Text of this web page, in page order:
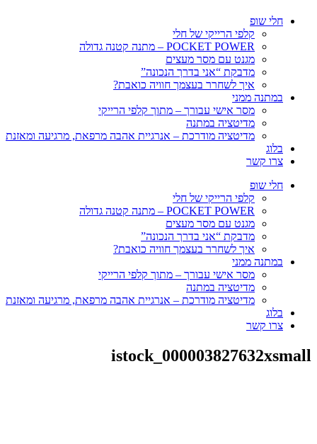
חלי שופ
קלפי הרייקי של חלי
POCKET POWER – מתנה קטנה גדולה
מגנט עם מסר מעצים
מדבקת “אני בדרך הנכונה”
איך לשחרר בעצמך חוויה כואבת?
במתנה ממני
מסר אישי עבורך – מתוך קלפי הרייקי
מדיטציה במתנה
מדיטציה מודרכת – אנרגיית אהבה מרפאת, מרגיעה ומאזנת
בלוג
צרו קשר
חלי שופ
קלפי הרייקי של חלי
POCKET POWER – מתנה קטנה גדולה
מגנט עם מסר מעצים
מדבקת “אני בדרך הנכונה”
איך לשחרר בעצמך חוויה כואבת?
במתנה ממני
מסר אישי עבורך – מתוך קלפי הרייקי
מדיטציה במתנה
מדיטציה מודרכת – אנרגיית אהבה מרפאת, מרגיעה ומאזנת
בלוג
צרו קשר
istock_000003827632xsmall